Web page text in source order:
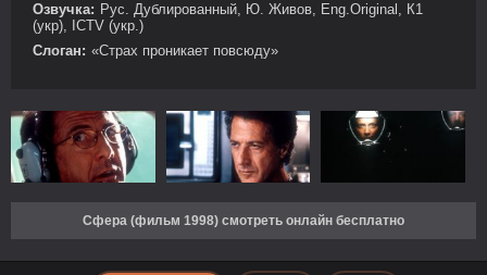
Озвучка: Рус. Дублированный, Ю. Живов, Eng.Original, К1
(укр), ICTV (укр.)
Слоган: «Страх проникает повсюду»
Сфера (фильм 1998) смотреть онлайн бесплатно